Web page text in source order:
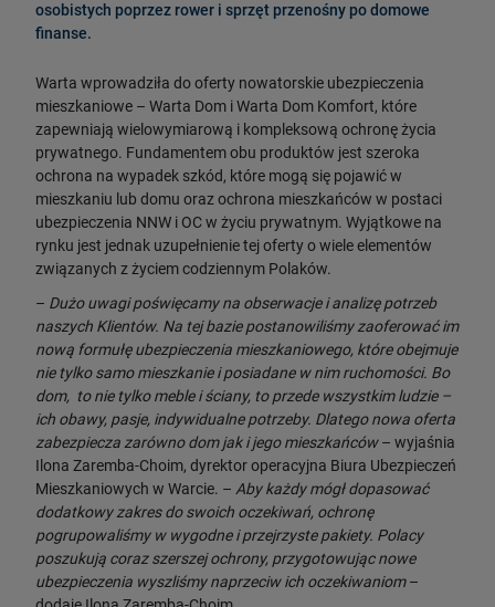
osobistych poprzez rower i sprzęt przenośny po domowe
finanse.
Warta wprowadziła do oferty nowatorskie ubezpieczenia
mieszkaniowe – Warta Dom i Warta Dom Komfort, które
zapewniają wielowymiarową i kompleksową ochronę życia
prywatnego. Fundamentem obu produktów jest szeroka
ochrona na wypadek szkód, które mogą się pojawić w
mieszkaniu lub domu oraz ochrona mieszkańców w postaci
ubezpieczenia NNW i OC w życiu prywatnym. Wyjątkowe na
rynku jest jednak uzupełnienie tej oferty o wiele elementów
związanych z życiem codziennym Polaków.
– Dużo uwagi poświęcamy na obserwacje i analizę potrzeb
naszych Klientów. Na tej bazie postanowiliśmy zaoferować im
nową formułę ubezpieczenia mieszkaniowego, które obejmuje
nie tylko samo mieszkanie i posiadane w nim ruchomości. Bo
dom, to nie tylko meble i ściany, to przede wszystkim ludzie –
ich obawy, pasje, indywidualne potrzeby. Dlatego nowa oferta
zabezpiecza zarówno dom jak i jego mieszkańców– wyjaśnia
Ilona Zaremba-Choim, dyrektor operacyjna Biura Ubezpieczeń
Mieszkaniowych w Warcie. – Aby każdy mógł dopasować
dodatkowy zakres do swoich oczekiwań, ochronę
pogrupowaliśmy w wygodne i przejrzyste pakiety. Polacy
poszukują coraz szerszej ochrony, przygotowując nowe
ubezpieczenia wyszliśmy naprzeciw ich oczekiwaniom–